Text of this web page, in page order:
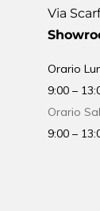
Via
Orario
9:00 –
Orario
9:00 –